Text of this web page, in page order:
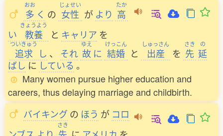
おお
多 く の
じょせい
女性 が より
たか
高
い
きょうよう
教養 と キャリア を
ついきゅう
追求 し 、 それ
ゆえ
故 に
けっこん
結婚 と
しゅっさん
出産 を
さき
先
の
延
ばし に している 。
Many women pursue higher education and
careers, thus delaying marriage and childbirth.
バイキング の ほう が コロ
さき